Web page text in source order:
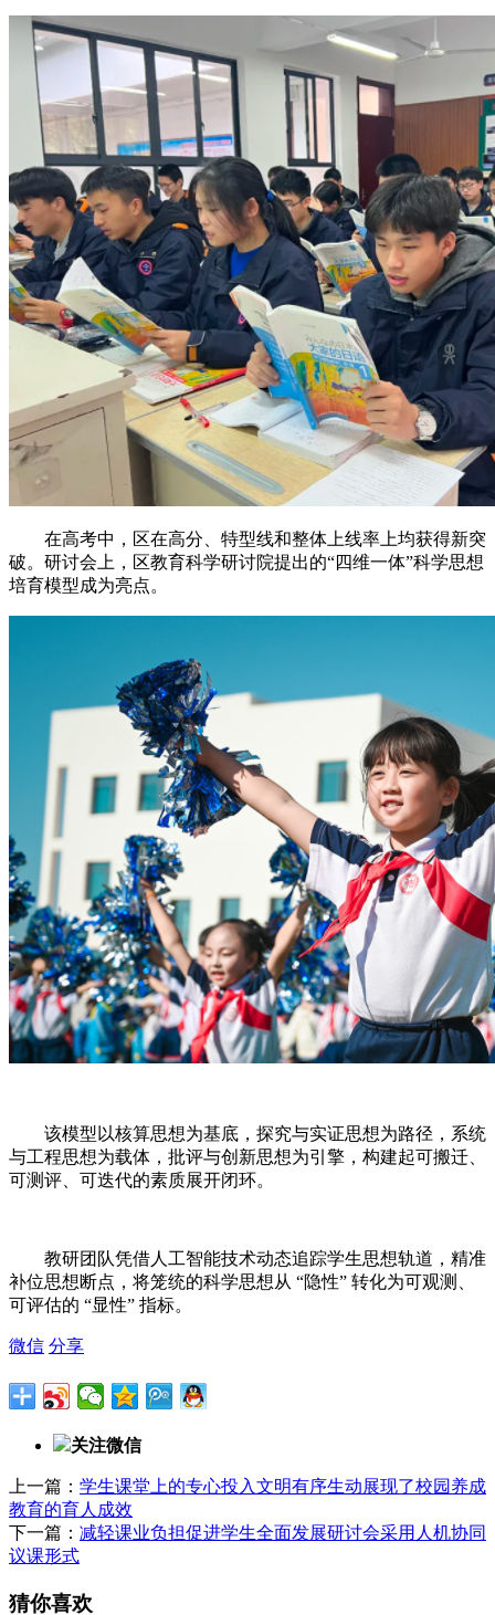
在高考中，区在高分、特型线和整体上线率上均获得新突
破。研讨会上，区教育科学研讨院提出的“四维一体”科学思想
培育模型成为亮点。
该模型以核算思想为基底，探究与实证思想为路径，系统
与工程思想为载体，批评与创新思想为引擎，构建起可搬迁、
可测评、可迭代的素质展开闭环。
教研团队凭借人工智能技术动态追踪学生思想轨道，精准
补位思想断点，将笼统的科学思想从 “隐性” 转化为可观测、
可评估的 “显性” 指标。
微信 分享
关注微信
上一篇： 学生课堂上的专心投入文明有序生动展现了校园养成
教育的育人成效
下一篇： 减轻课业负担促进学生全面发展研讨会采用人机协同
议课形式
猜你喜欢